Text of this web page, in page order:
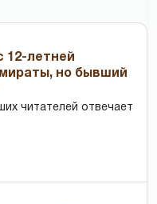
12-летней
но бывший
читателей отвечает